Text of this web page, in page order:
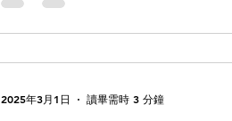
2025年3月1日 讀畢需時 3 分鐘